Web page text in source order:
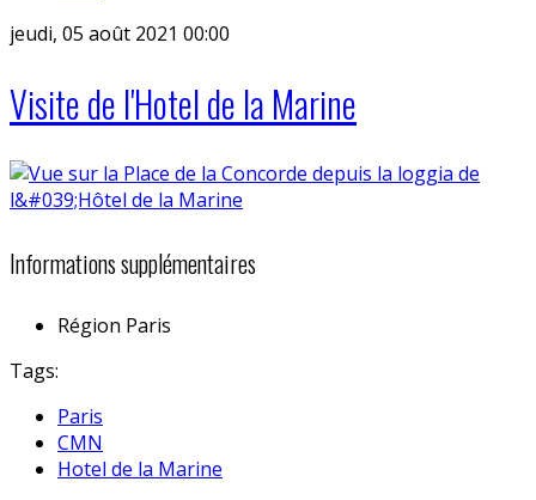
jeudi, 05 août 2021 00:00
Visite de l'Hotel de la Marine
Informations supplémentaires
Région Paris
Tags:
Paris
CMN
Hotel de la Marine